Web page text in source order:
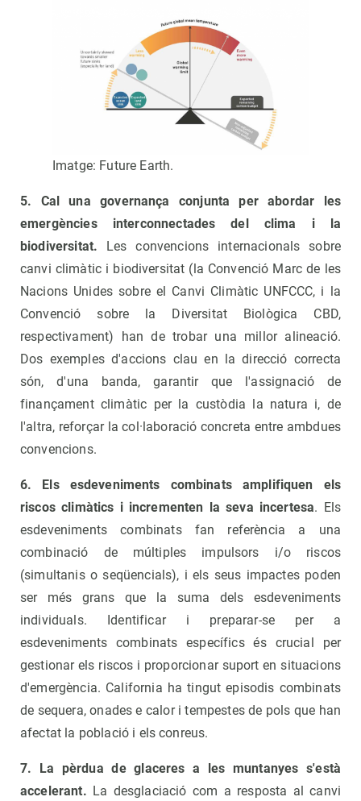
Imatge: Future Earth.
5. Cal una governança conjunta per abordar les
emergències interconnectades del clima i la
biodiversitat. Les convencions internacionals sobre
canvi climàtic i biodiversitat (la Convenció Marc de les
Nacions Unides sobre el Canvi Climàtic UNFCCC, i la
Convenció sobre la Diversitat Biològica CBD,
respectivament) han de trobar una millor alineació.
Dos exemples d'accions clau en la direcció correcta
són, d'una banda, garantir que l'assignació de
finançament climàtic per la custòdia la natura i, de
l'altra, reforçar la col·laboració concreta entre ambdues
convencions.
6. Els esdeveniments combinats amplifiquen els
riscos climàtics i incrementen la seva incertesa. Els
esdeveniments combinats fan referència a una
combinació de múltiples impulsors i/o riscos
(simultanis o seqüencials), i els seus impactes poden
ser més grans que la suma dels esdeveniments
individuals. Identificar i preparar-se per a
esdeveniments combinats específics és crucial per
gestionar els riscos i proporcionar suport en situacions
d'emergència. California ha tingut episodis combinats
de sequera, onades e calor i tempestes de pols que han
afectat la població i els conreus.
7. La pèrdua de glaceres a les muntanyes s'està
accelerant. La desglaciació com a resposta al canvi